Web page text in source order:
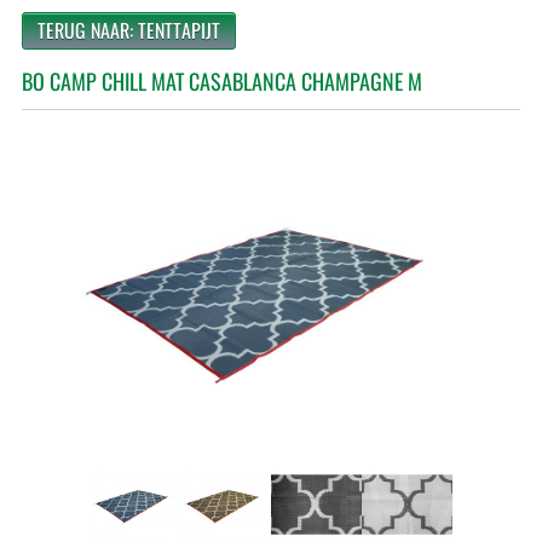
TERUG NAAR: TENTTAPIJT
BO CAMP CHILL MAT CASABLANCA CHAMPAGNE M